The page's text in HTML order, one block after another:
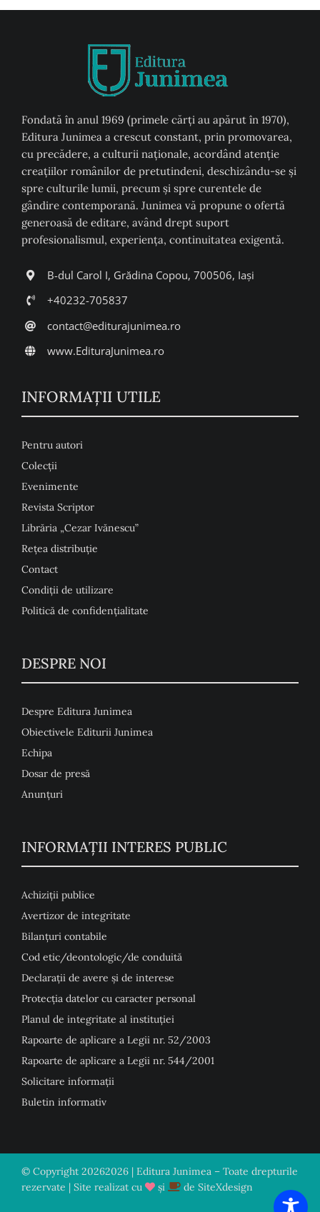
Fondată în anul 1969 (primele cărți au apărut în 1970),
Editura Junimea a crescut constant, prin promovarea,
cu precădere, a culturii naţionale, acordând atenţie
creaţiilor românilor de pretutindeni, deschizându-se şi
spre culturile lumii, precum şi spre curentele de
gândire contemporană. Junimea vă propune o ofertă
generoasă de editare, având drept suport
profesionalismul, experiența, continuitatea exigentă.
B-dul Carol I, Grădina Copou, 700506, Iași
+40232-705837
contact@editurajunimea.ro
www.EdituraJunimea.ro
INFORMAŢII UTILE
Pentru autori
Colecţii
Evenimente
Revista Scriptor
Librăria „Cezar Ivănescu”
Rețea distribuție
Contact
Condiţii de utilizare
Politică de confidențialitate
DESPRE NOI
Despre Editura Junimea
Obiectivele Editurii Junimea
Echipa
Dosar de presă
Anunţuri
INFORMAȚII INTERES PUBLIC
Achiziții publice
Avertizor de integritate
Bilanțuri contabile
Cod etic/deontologic/de conduită
Declarații de avere și de interese
Protecția datelor cu caracter personal
Planul de integritate al instituției
Rapoarte de aplicare a Legii nr. 52/2003
Rapoarte de aplicare a Legii nr. 544/2001
Solicitare informații
Buletin informativ
© Copyright 20262026 | Editura Junimea – Toate drepturile
rezervate | Site realizat cu
și de SiteXdesign